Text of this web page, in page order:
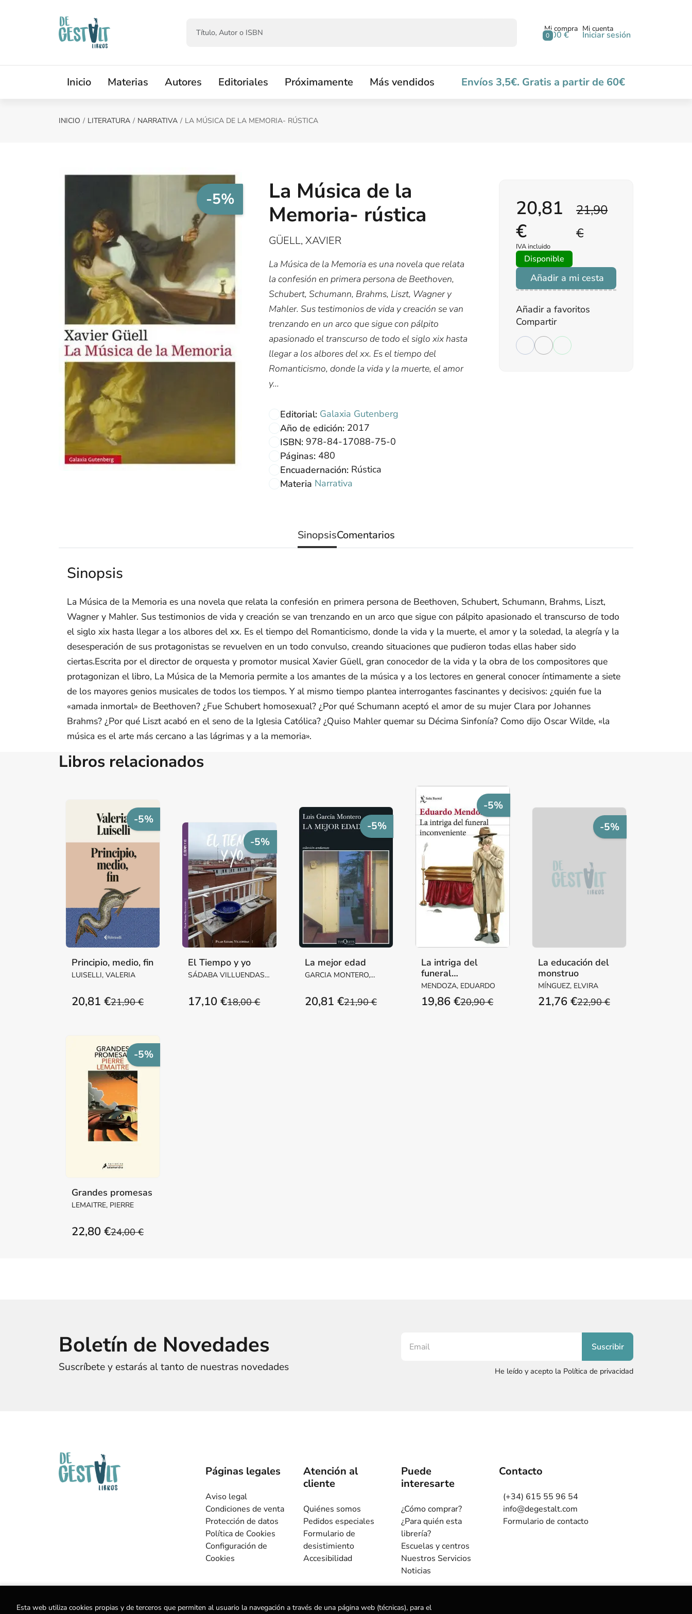
0
Mi compra
0,00 €
Mi cuenta
Iniciar sesión
Inicio Materias Autores Editoriales Próximamente Más vendidos Envíos 3,5€. Gratis a partir de 60€
INICIO LITERATURA NARRATIVA LA MÚSICA DE LA MEMORIA- RÚSTICA
-5%
La Música de la
Memoria- rústica
GÜELL, XAVIER
La Música de la Memoria es una novela que relata
la confesión en primera persona de Beethoven,
Schubert, Schumann, Brahms, Liszt, Wagner y
Mahler. Sus testimonios de vida y creación se van
trenzando en un arco que sigue con pálpito
apasionado el transcurso de todo el siglo xix hasta
llegar a los albores del xx. Es el tiempo del
Romanticismo, donde la vida y la muerte, el amor
y...
Editorial: Galaxia Gutenberg
Año de edición: 2017
ISBN: 978-84-17088-75-0
Páginas: 480
Encuadernación: Rústica
Materia Narrativa
21,90
€
20,81
€
IVA incluido
Disponible
Añadir a mi cesta
Añadir a favoritos
Compartir
SinopsisComentarios
Sinopsis
La Música de la Memoria es una novela que relata la confesión en primera persona de Beethoven, Schubert, Schumann, Brahms, Liszt,
Wagner y Mahler. Sus testimonios de vida y creación se van trenzando en un arco que sigue con pálpito apasionado el transcurso de todo
el siglo xix hasta llegar a los albores del xx. Es el tiempo del Romanticismo, donde la vida y la muerte, el amor y la soledad, la alegría y la
desesperación de sus protagonistas se revuelven en un todo convulso, creando situaciones que pudieron todas ellas haber sido
ciertas.Escrita por el director de orquesta y promotor musical Xavier Güell, gran conocedor de la vida y la obra de los compositores que
protagonizan el libro, La Música de la Memoria permite a los amantes de la música y a los lectores en general conocer íntimamente a siete
de los mayores genios musicales de todos los tiempos. Y al mismo tiempo plantea interrogantes fascinantes y decisivos: ¿quién fue la
«amada inmortal» de Beethoven? ¿Fue Schubert homosexual? ¿Por qué Schumann aceptó el amor de su mujer Clara por Johannes
Brahms? ¿Por qué Liszt acabó en el seno de la Iglesia Católica? ¿Quiso Mahler quemar su Décima Sinfonía? Como dijo Oscar Wilde, «la
música es el arte más cercano a las lágrimas y a la memoria».
Libros relacionados
-5%
Principio, medio, fin
LUISELLI, VALERIA
21,90 €
20,81 €
-5%
El Tiempo y yo
SÁDABA VILLUENDAS,
18,00 €
17,10 €
-5%
La mejor edad
GARCIA MONTERO,
21,90 €
20,81 €
-5%
La intriga del
funeral
inconveniente
MENDOZA, EDUARDO
20,90 €
19,86 €
-5%
La educación del
monstruo
MÍNGUEZ, ELVIRA
22,90 €
21,76 €
-5%
Grandes promesas
LEMAITRE, PIERRE
24,00 €
22,80 €
Boletín de Novedades
Suscríbete y estarás al tanto de nuestras novedades He leído y acepto la Política de privacidad
Páginas legales
Aviso legal
Condiciones de venta
Protección de datos
Política de Cookies
Configuración de
Cookies
Atención al
cliente
Quiénes somos
Pedidos especiales
Formulario de
desistimiento
Accesibilidad
Puede
interesarte
¿Cómo comprar?
¿Para quién esta
librería?
Escuelas y centros
Nuestros Servicios
Noticias
Contacto
(+34) 615 55 96 54
info@degestalt.com
Formulario de contacto
Esta web utiliza cookies propias y de terceros que permiten al usuario la navegación a través de una página web (técnicas), para el